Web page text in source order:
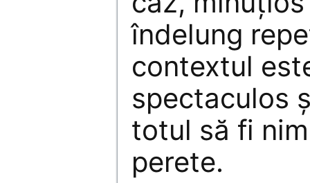
îndelung
contextul
spectaculos
totul să fi
perete.